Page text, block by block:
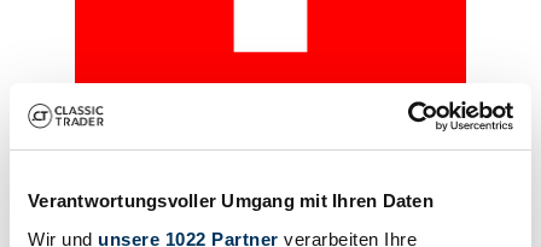
Verantwortungsvoller Umgang mit Ihren Daten
Wir und unsere 1022 Partner verarbeiten Ihre
Mileage (read)